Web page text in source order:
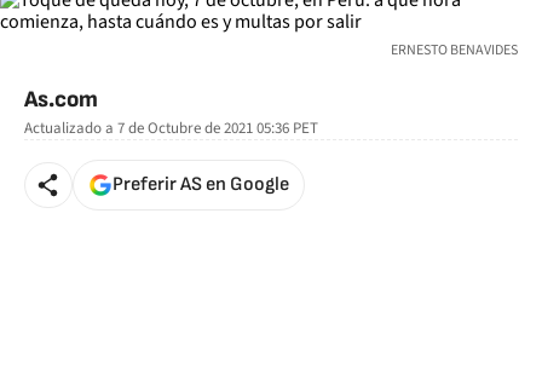
ERNESTO BENAVIDES
As.com
Actualizado a 7 de Octubre de 2021 05:36 PET
Preferir AS en Google